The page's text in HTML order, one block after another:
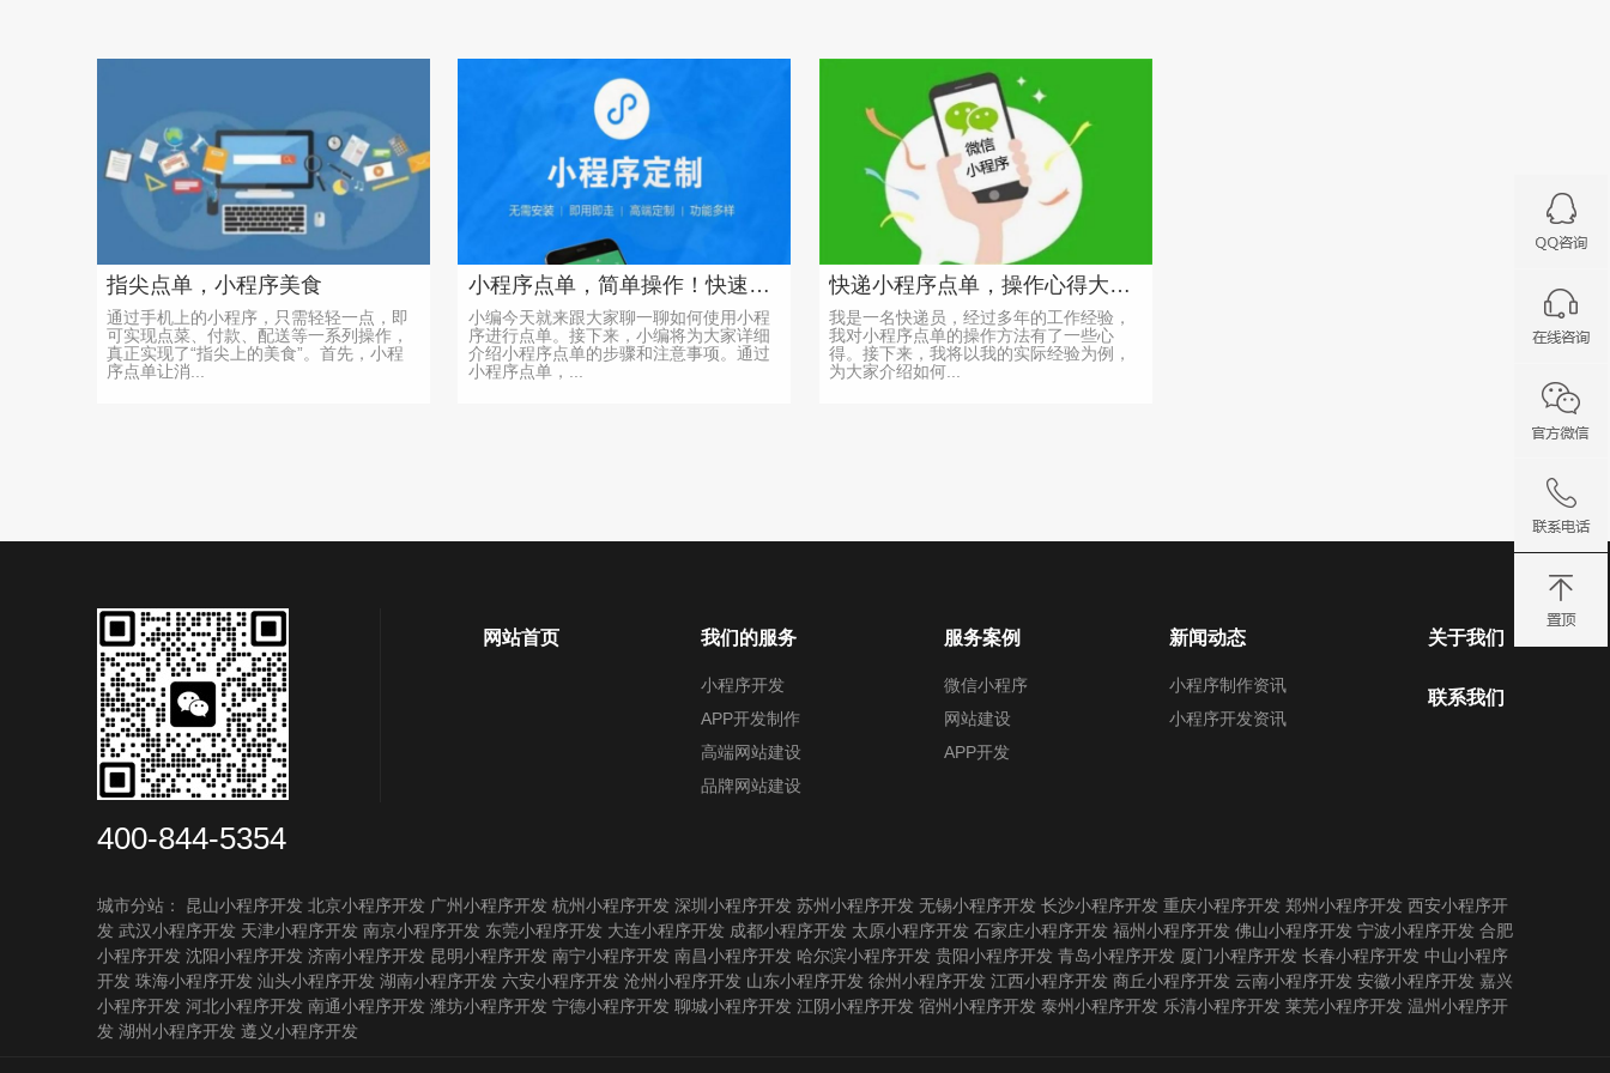
指尖点单，小程序美食
通过手机上的小程序，只需轻轻一点，即
可实现点菜、付款、配送等一系列操作，
真正实现了“指尖上的美食”。首先，小程
序点单让消...
小程序点单，简单操作！快速上手！
小编今天就来跟大家聊一聊如何使用小程
序进行点单。接下来，小编将为大家详细
介绍小程序点单的步骤和注意事项。通过
小程序点单，...
快递小程序点单，操作心得大公开！
我是一名快递员，经过多年的工作经验，
我对小程序点单的操作方法有了一些心
得。接下来，我将以我的实际经验为例，
为大家介绍如何...
400-844-5354
网站首页 我们的服务
小程序开发
APP开发制作
高端网站建设
品牌网站建设
服务案例
微信小程序
网站建设
APP开发
新闻动态
小程序制作资讯
小程序开发资讯
关于我们
联系我们
城市分站： 昆山小程序开发 北京小程序开发 广州小程序开发 杭州小程序开发 深圳小程序开发 苏州小程序开发 无锡小程序开发 长沙小程序开发 重庆小程序开发 郑州小程序开发 西安小程序开
发 武汉小程序开发 天津小程序开发 南京小程序开发 东莞小程序开发 大连小程序开发 成都小程序开发 太原小程序开发 石家庄小程序开发 福州小程序开发 佛山小程序开发 宁波小程序开发 合肥
小程序开发 沈阳小程序开发 济南小程序开发 昆明小程序开发 南宁小程序开发 南昌小程序开发 哈尔滨小程序开发 贵阳小程序开发 青岛小程序开发 厦门小程序开发 长春小程序开发 中山小程序
开发 珠海小程序开发 汕头小程序开发 湖南小程序开发 六安小程序开发 沧州小程序开发 山东小程序开发 徐州小程序开发 江西小程序开发 商丘小程序开发 云南小程序开发 安徽小程序开发 嘉兴
小程序开发 河北小程序开发 南通小程序开发 潍坊小程序开发 宁德小程序开发 聊城小程序开发 江阴小程序开发 宿州小程序开发 泰州小程序开发 乐清小程序开发 莱芜小程序开发 温州小程序开
发 湖州小程序开发 遵义小程序开发